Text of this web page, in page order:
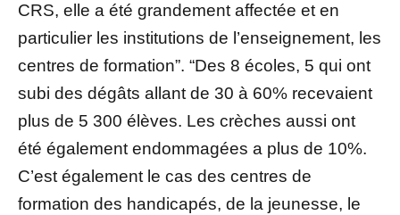
CRS, elle a été grandement affectée et en
particulier les institutions de l’enseignement, les
centres de formation”. “Des 8 écoles, 5 qui ont
subi des dégâts allant de 30 à 60% recevaient
plus de 5 300 élèves. Les crèches aussi ont
été également endommagées a plus de 10%.
C’est également le cas des centres de
formation des handicapés, de la jeunesse, le